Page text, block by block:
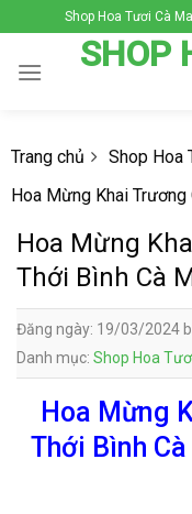
to
content
Shop Hoa Tươi Cà
SHOP
Trang chủ
Shop Hoa
Hoa Mừng Khai Trương
Hoa Mừng
Thới Bình Cà
Đăng ngày: 19/03/2024
Danh mục: Shop Hoa
Hoa Mừng
Thới Bình